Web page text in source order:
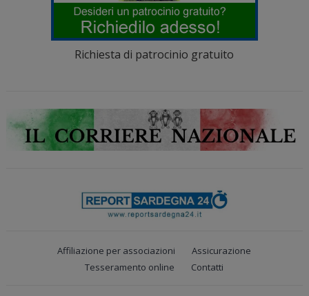
Richiesta di patrocinio gratuito
Affiliazione per associazioni
Assicurazione
Tesseramento online
Contatti